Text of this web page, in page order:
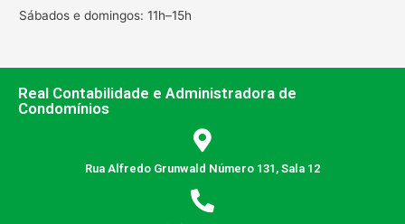
Sábados e domingos: 11h–15h
Real Contabilidade e Administradora de
Condomínios
Rua Alfredo Grunwald Número 131, Sala 12